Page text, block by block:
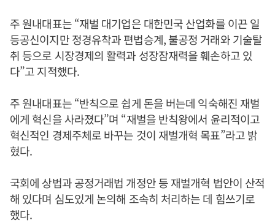
주 원내대표는 “재벌 대기업은 대한민국 산업화를 이끈 일
등공신이지만 정경유착과 편법승계, 불공정 거래와 기술탈
취 등으로 시장경제의 활력과 성장잠재력을 훼손하고 있
다”고 지적했다.
주 원내대표는 “반칙으로 쉽게 돈을 버는데 익숙해진 재벌
에게 혁신을 사라졌다”며 “재벌을 반칙왕에서 윤리적이고
혁신적인 경제주체로 바꾸는 것이 재벌개혁 목표”라고 밝
혔다.
국회에 상법과 공정거래법 개정안 등 재벌개혁 법안이 산적
해 있다며 심도있게 논의해 조속히 처리하는 데 힘쓰기로
했다.